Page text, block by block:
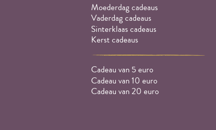
Moederdag cadeaus
Vaderdag cadeaus
Sinterklaas cadeaus
Kerst cadeaus
Cadeau van 5 euro
Cadeau van 10 euro
Cadeau van 20 euro